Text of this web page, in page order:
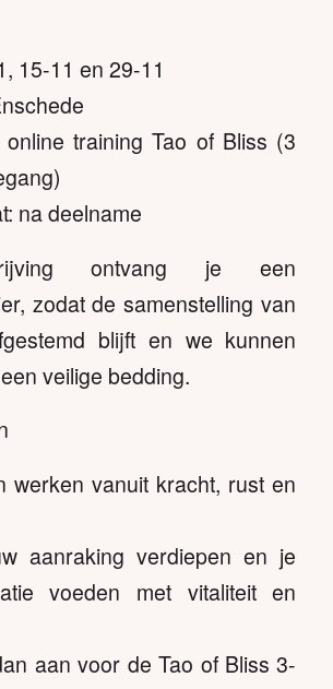
15-11 en 29-11
training Tao of Bliss (3
na deelname
ontvang je een
zodat de samenstelling van
blijft en we kunnen
veilige bedding.
werken vanuit kracht, rust en
aanraking verdiepen en je
voeden met vitaliteit en
aan voor de Tao of Bliss 3-